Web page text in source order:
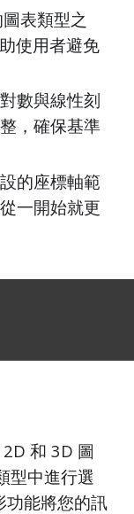
表類型之
使用者避免
數與線性刻
，確保基準
的座標軸範
一開始就更
和 3D 圖
型中進行選
能將您的訊